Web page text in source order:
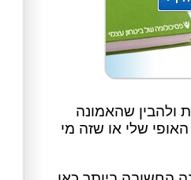
ולהבין שהאמונה
האופי שלי או שזה מי